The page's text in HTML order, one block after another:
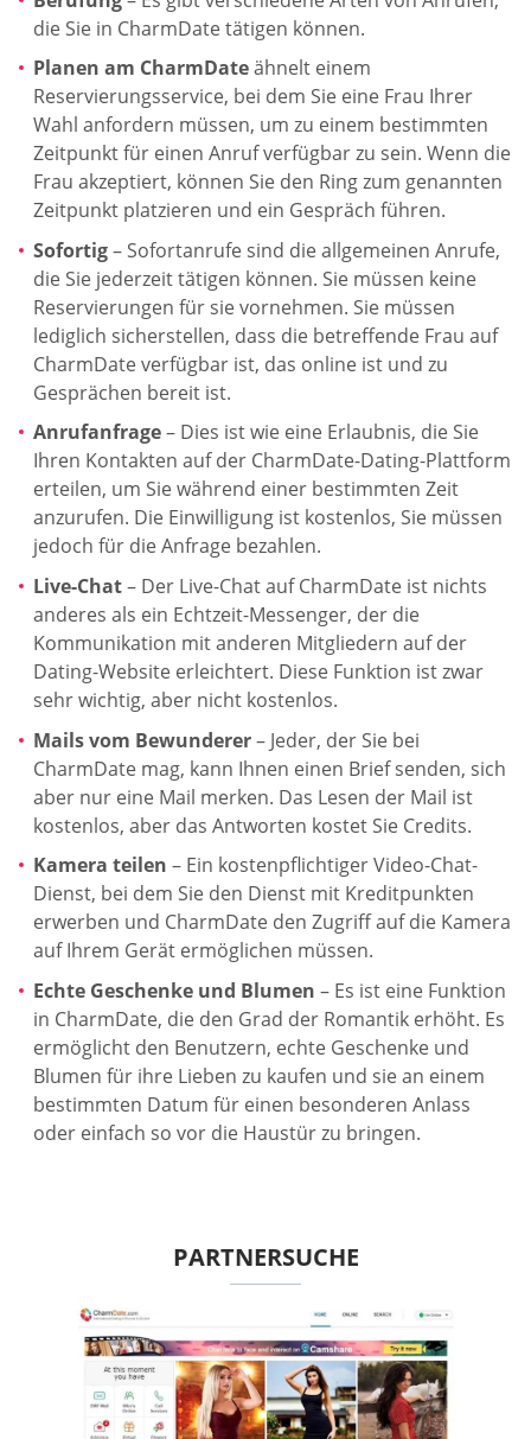
die Sie in CharmDate tätigen können.
Planen am CharmDateähnelt einem
Reservierungsservice, bei dem Sie eine Frau Ihrer
Wahl anfordern müssen, um zu einem bestimmten
Zeitpunkt für einen Anruf verfügbar zu sein. Wenn die
Frau akzeptiert, können Sie den Ring zum genannten
Zeitpunkt platzieren und ein Gespräch führen.
Sofortig– Sofortanrufe sind die allgemeinen Anrufe,
die Sie jederzeit tätigen können. Sie müssen keine
Reservierungen für sie vornehmen. Sie müssen
lediglich sicherstellen, dass die betreffende Frau auf
CharmDate verfügbar ist, das online ist und zu
Gesprächen bereit ist.
Anrufanfrage– Dies ist wie eine Erlaubnis, die Sie
Ihren Kontakten auf der CharmDate-Dating-Plattform
erteilen, um Sie während einer bestimmten Zeit
anzurufen. Die Einwilligung ist kostenlos, Sie müssen
jedoch für die Anfrage bezahlen.
Live-Chat– Der Live-Chat auf CharmDate ist nichts
anderes als ein Echtzeit-Messenger, der die
Kommunikation mit anderen Mitgliedern auf der
Dating-Website erleichtert. Diese Funktion ist zwar
sehr wichtig, aber nicht kostenlos.
Mails vom Bewunderer– Jeder, der Sie bei
CharmDate mag, kann Ihnen einen Brief senden, sich
aber nur eine Mail merken. Das Lesen der Mail ist
kostenlos, aber das Antworten kostet Sie Credits.
Kamera teilen – Ein kostenpflichtiger Video-Chat-
Dienst, bei dem Sie den Dienst mit Kreditpunkten
erwerben und CharmDate den Zugriff auf die Kamera
auf Ihrem Gerät ermöglichen müssen.
Echte Geschenke und Blumen – Es ist eine Funktion
in CharmDate, die den Grad der Romantik erhöht. Es
ermöglicht den Benutzern, echte Geschenke und
Blumen für ihre Lieben zu kaufen und sie an einem
bestimmten Datum für einen besonderen Anlass
oder einfach so vor die Haustür zu bringen.
PARTNERSUCHE